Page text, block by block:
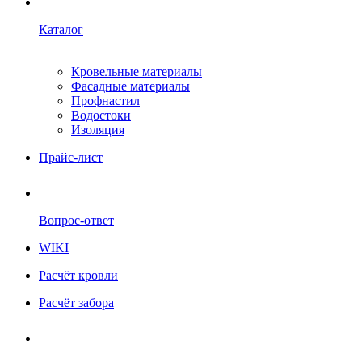
Каталог
Кровельные материалы
Фасадные материалы
Профнастил
Водостоки
Изоляция
Прайс-лист
Вопрос-ответ
WIKI
Расчёт кровли
Расчёт забора